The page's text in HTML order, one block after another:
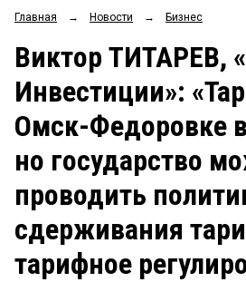
ОБЩЕСТВО
ЗАКОН
НОВОСТИ КОМПАНИЙ
СТИЛЬ ЖИЗНИ
Главная → Новости → Бизнес
Виктор ТИТАРЕВ,
Инвестиции»:
Омск-Федоровке
но государство
проводить
сдерживания
тарифное